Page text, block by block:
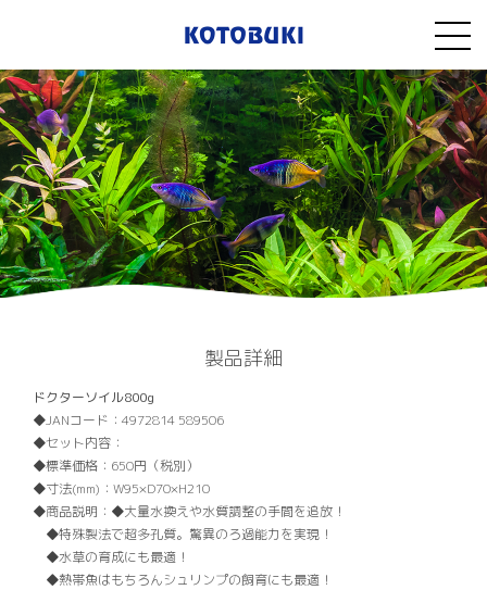
製品詳細
ドクターソイル800g
JANコード： 4972814 589506
セット内容：
標準価格： 650円（税別）
寸法(mm)： W95×D70×H210
商品説明： ◆大量水換えや水質調整の手間を追放！
◆特殊製法で超多孔質。驚異のろ過能力を実現！
◆水草の育成にも最適！
◆熱帯魚はもちろんシュリンプの飼育にも最適！